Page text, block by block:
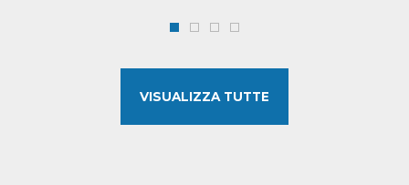
VISUALIZZA TUTTE